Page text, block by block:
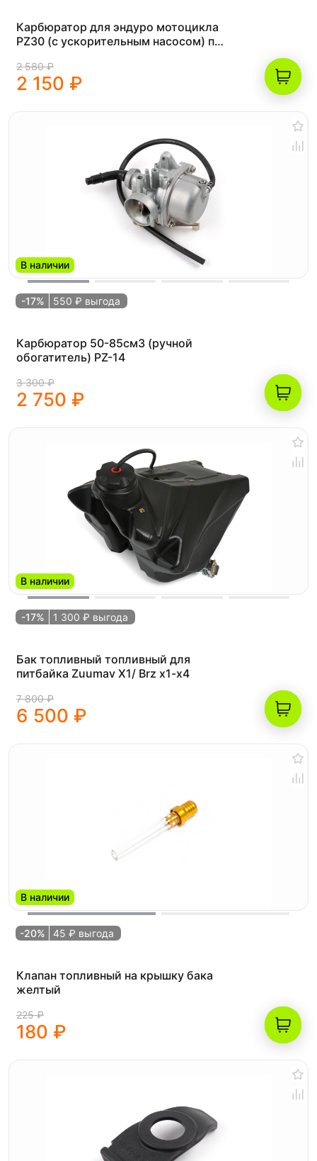
Карбюратор для эндуро мотоцикла
PZ30 (с ускорительным насосом) под
250см³)
2 580 ₽
2 150 ₽
В наличии
-17% 550 ₽ выгода
Карбюратор 50-85см3 (ручной
обогатитель) PZ-14
3 300 ₽
2 750 ₽
В наличии
-17% 1 300 ₽ выгода
Бак топливный топливный для
питбайка Zuumav Х1/ Brz x1-x4
7 800 ₽
6 500 ₽
В наличии
-20% 45 ₽ выгода
Клапан топливный на крышку бака
желтый
225 ₽
180 ₽